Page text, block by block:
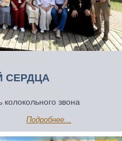
СЕРДЦА
звона
Подробнее...